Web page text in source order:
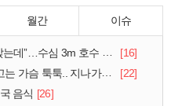
월간 이슈
3m 호수 뛰어든 60대 의인
[16]
툭툭.. 지나가던 아재의 정체
[22]
음식 [26]